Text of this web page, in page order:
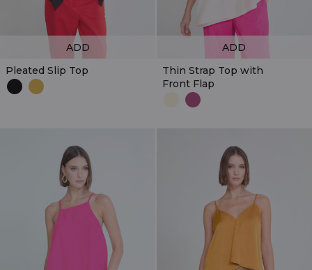
Pleated Slip Top
ADD
Thin Strap Top with
Front Flap
ADD